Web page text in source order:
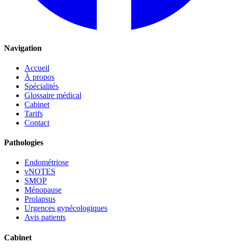
Navigation
Accueil
À propos
Spécialités
Glossaire médical
Cabinet
Tarifs
Contact
Pathologies
Endométriose
vNOTES
SMOP
Ménopause
Prolapsus
Urgences gynécologiques
Avis patients
Cabinet